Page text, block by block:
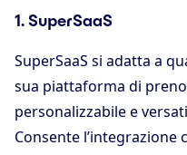
1. SuperSaaS
SuperSaaS si adatta a
sua piattaforma di
personalizzabile e
Consente